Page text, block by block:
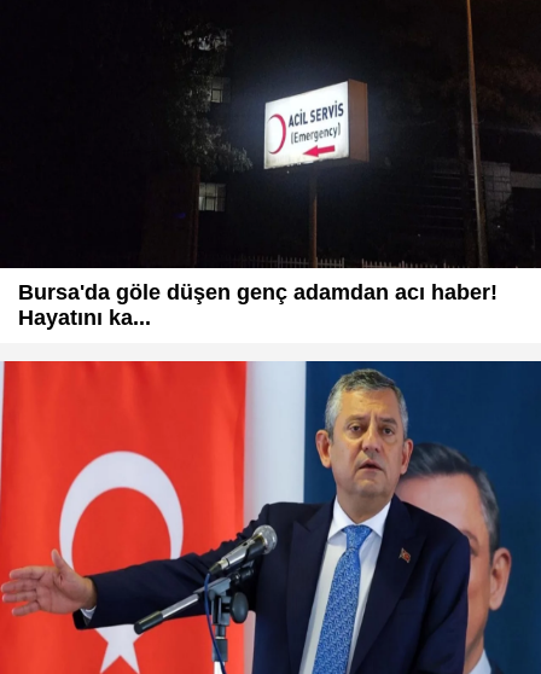
Bursa'da göle düşen genç adamdan acı haber!
Hayatını ka...